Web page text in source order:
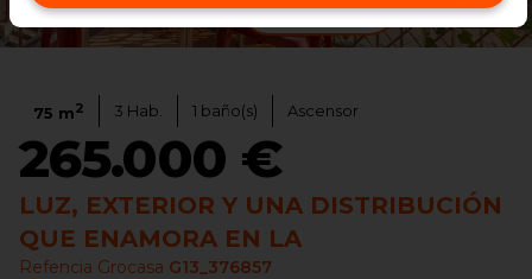
Contacto 1/30
75 m2 3 Hab. 1 baño(s) Ascensor
265.000 €
LUZ, EXTERIOR Y UNA DISTRIBUCIÓN
QUE ENAMORA EN LA
Refencia Grocasa G13_376857